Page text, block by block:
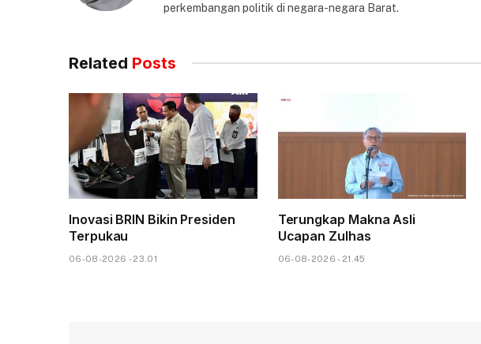
perkembangan politik di negara-negara Barat.
Related Posts
Inovasi BRIN Bikin Presiden
Terpukau
06-08-2026 - 23.01
Terungkap Makna Asli
Ucapan Zulhas
06-08-2026 - 21.45